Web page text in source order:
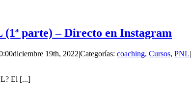
parte) – Directo en Instagram
diciembre 19th, 2022|Categorías: coaching, Cursos, PNL|
El [...]